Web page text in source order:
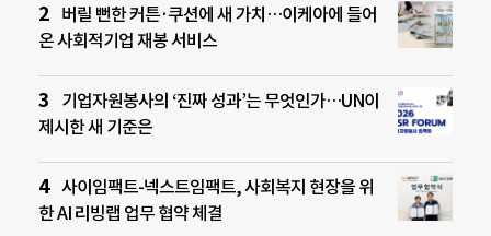
버릴 뻔한 커튼·쿠션에 새 가치…이케아에 들어
온 사회적기업 재봉 서비스
기업자원봉사의 ‘진짜 성과’는 무엇인가…UN이
제시한 새 기준은
사이임팩트-넥스트임팩트, 사회복지 현장을 위
한 AI 리빙랩 업무 협약 체결